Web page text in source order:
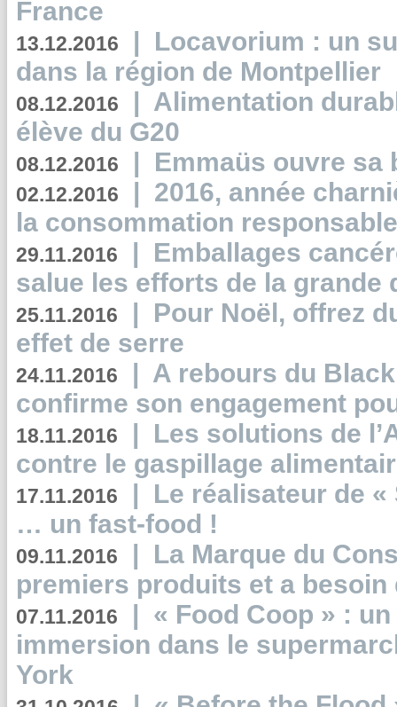
France
13.12.2016 | Locavorium : un
dans la région de Montpellier
08.12.2016 | Alimentation
élève du G20
08.12.2016 | Emmaüs ouvre sa
02.12.2016 | 2016, année
la consommation
29.11.2016 | Emballages
salue les efforts de la grande
25.11.2016 | Pour Noël, offrez
effet de serre
24.11.2016 | A rebours du
confirme son engagement
18.11.2016 | Les solutions de
contre le gaspillage
17.11.2016 | Le réalisateur de «
… un fast-food !
09.11.2016 | La Marque du
premiers produits et a besoin
07.11.2016 | « Food Coop » :
immersion dans le
York